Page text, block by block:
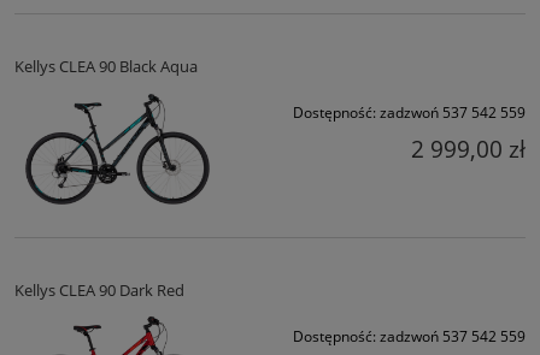
Kellys CLEA 90 Black Aqua
Dostępność: zadzwoń 537 542 559
2 999,00 zł
Kellys CLEA 90 Dark Red
Dostępność: zadzwoń 537 542 559